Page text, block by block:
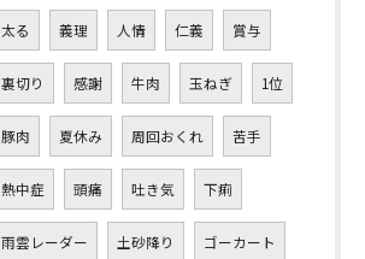
太る 義理 人情 仁義 賞与
裏切り 感謝 牛肉 玉ねぎ 1位
豚肉 夏休み 周回おくれ 苦手
熱中症 頭痛 吐き気 下痢
雨雲レーダー 土砂降り ゴーカート